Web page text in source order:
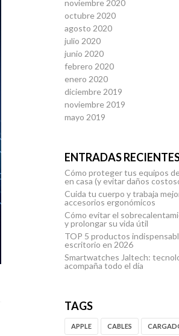
noviembre 2020
octubre 2020
agosto 2020
julio 2020
junio 2020
febrero 2020
enero 2020
diciembre 2019
noviembre 2019
mayo 2019
ENTRADAS
Cómo proteger tus equipos
en casa (y evitar daños
Cuida tu cuerpo y trabaja
accesorios ergonómicos
Cómo evitar el
y prolongar su vida útil
TOP 5 productos
escritorio en 2026
Smartwatches Jaltech:
acompaña todo el día
TAGS
APPLE CABLES